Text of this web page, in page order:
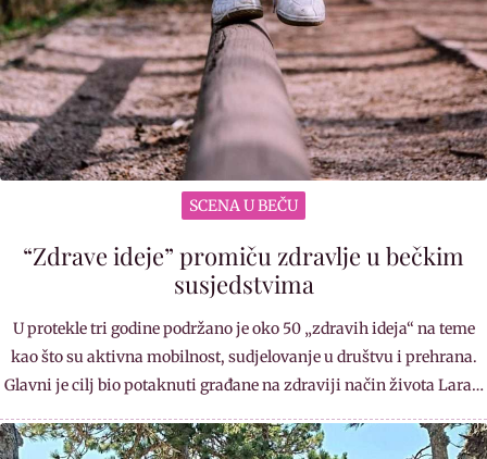
SCENA U BEČU
“Zdrave ideje” promiču zdravlje u bečkim
susjedstvima
U protekle tri godine podržano je oko 50 „zdravih ideja“ na teme
kao što su aktivna mobilnost, sudjelovanje u društvu i prehrana.
Glavni je cilj bio potaknuti građane na zdraviji način života Lara…